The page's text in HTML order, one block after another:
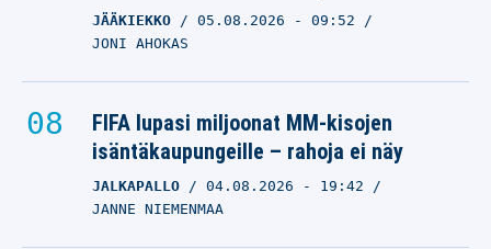
JÄÄKIEKKO 05.08.2026 - 09:52
JONI AHOKAS
FIFA lupasi miljoonat MM-kisojen
isäntäkaupungeille – rahoja ei näy
JALKAPALLO 04.08.2026 - 19:42
JANNE NIEMENMAA